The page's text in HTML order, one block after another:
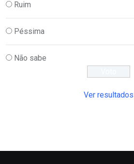
Ruim
Péssima
Não sabe
Ver resultados